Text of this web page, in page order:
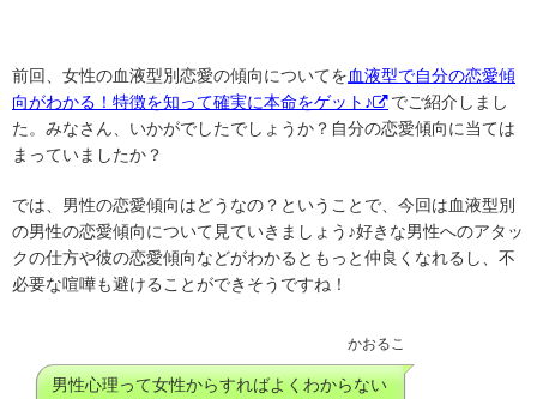
前回、女性の血液型別恋愛の傾向についてを血液型で自分の恋愛傾
向がわかる！特徴を知って確実に本命をゲット♪
でご紹介しまし
た。みなさん、いかがでしたでしょうか？自分の恋愛傾向に当ては
まっていましたか？
では、男性の恋愛傾向はどうなの？ということで、今回は血液型別
の男性の恋愛傾向について見ていきましょう♪好きな男性へのアタッ
クの仕方や彼の恋愛傾向などがわかるともっと仲良くなれるし、不
必要な喧嘩も避けることができそうですね！
かおるこ
男性心理って女性からすればよくわからない